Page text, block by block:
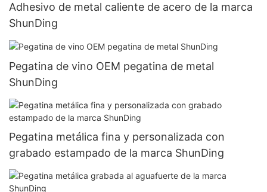
Adhesivo de metal caliente de acero de la marca
ShunDing
Pegatina de vino OEM pegatina de metal
ShunDing
Pegatina metálica fina y personalizada con
grabado estampado de la marca ShunDing